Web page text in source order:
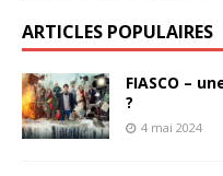
ARTICLES POPULAIRES
FIASCO –
?
4 mai 2024